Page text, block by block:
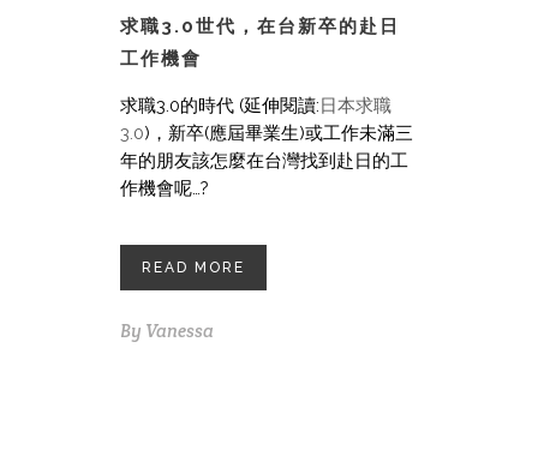
求職3.0世代，在台新卒的赴日
工作機會
求職3.0的時代 (延伸閱讀:日本求職
3.0)，新卒(應屆畢業生)或工作未滿三
年的朋友該怎麼在台灣找到赴日的工
作機會呢…?
READ MORE
By Vanessa